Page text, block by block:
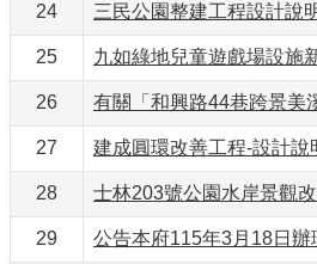
24 三民公園整建工程設計說
25 九如綠地兒童遊戲場設施
26 有關「和興路44巷跨景美
27 建成圓環改善工程-設計說
28 士林203號公園水岸景觀
29 公告本府115年3月18日辦